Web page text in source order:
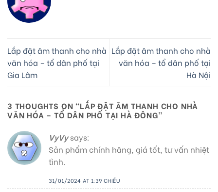
Lắp đặt âm thanh cho nhà
văn hóa – tổ dân phố tại
Gia Lâm
Lắp đặt âm thanh cho nhà
văn hóa – tổ dân phố tại
Hà Nội
3 THOUGHTS ON “LẮP ĐẶT ÂM THANH CHO NHÀ
VĂN HÓA – TỔ DÂN PHỐ TẠI HÀ ĐÔNG”
VyVy says:
Sản phẩm chính hãng, giá tốt, tư vấn nhiệt
tình.
31/01/2024 AT 1:39 CHIỀU